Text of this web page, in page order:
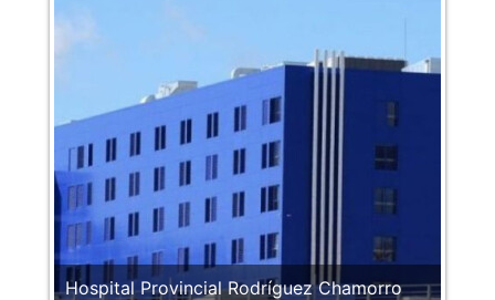
Hospital Provincial Rodríguez Chamorro